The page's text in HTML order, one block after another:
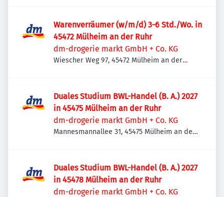
Warenverräumer (w/m/d) 3-6 Std./Wo. in
45472 Mülheim an der Ruhr
dm-drogerie markt GmbH + Co. KG
Wiescher Weg 97, 45472 Mülheim an der
Duales Studium BWL-Handel (B. A.) 2027
in 45475 Mülheim an der Ruhr
dm-drogerie markt GmbH + Co. KG
Mannesmannallee 31, 45475 Mülheim an der
Duales Studium BWL-Handel (B. A.) 2027
in 45478 Mülheim an der Ruhr
dm-drogerie markt GmbH + Co. KG